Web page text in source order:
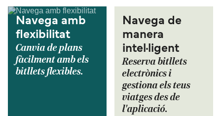
Navega amb
flexibilitat
Canvia de plans
fàcilment amb els
bitllets flexibles.
Navega de
manera
intel·ligent
Reserva bitllets
electrònics i
gestiona els teus
viatges des de
l'aplicació.